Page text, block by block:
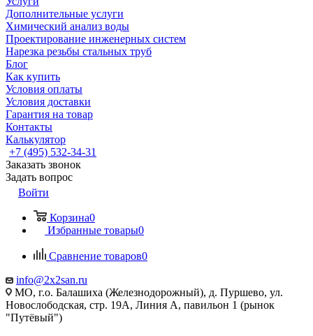
Дополнительные услуги
Химический анализ воды
Проектирование инженерных систем
Нарезка резьбы стальных труб
Блог
Как купить
Условия оплаты
Условия доставки
Гарантия на товар
Контакты
Калькулятор
+7 (495) 532‑34‑31
Заказать звонок
Задать вопрос
Войти
Корзина0
Избранные товары0
Сравнение товаров0
info@2x2san.ru
МО, г.о. Балашиха (Железнодорожный), д. Пуршево, ул.
Новослободская, стр. 19А, Линия А, павильон 1 (рынок
"Путёвый")